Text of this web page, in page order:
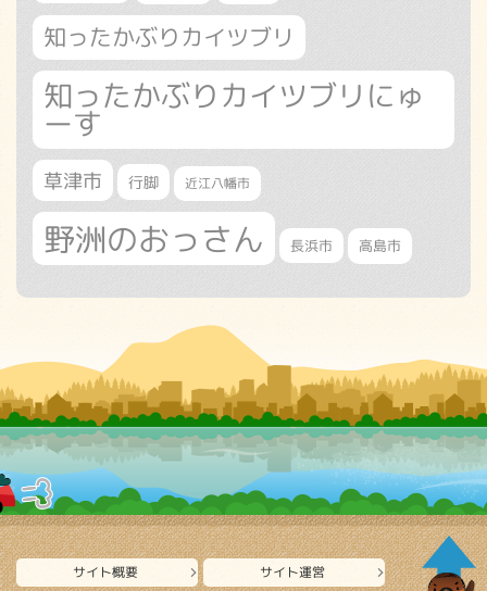
知ったかぶりカイツブリ
知ったかぶりカイツブリにゅ
ーす
草津市 行脚 近江八幡市
野洲のおっさん 長浜市 高島市
サイト概要 サイト運営